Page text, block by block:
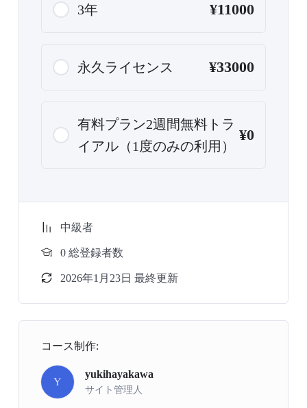
3年 ¥11000
永久ライセンス ¥33000
有料プラン2週間無料トラ
イアル（1度のみの利用）
¥0
中級者
0 総登録者数
2026年1月23日 最終更新
コース制作:
Y
yukihayakawa
サイト管理人